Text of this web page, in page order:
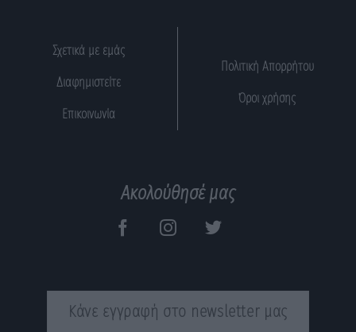
Σχετικά με εμάς
Διαφημιστείτε
Επικοινωνία
Πολιτική Απορρήτου
Όροι χρήσης
Ακολούθησέ μας
Κάνε εγγραφή στο newsletter μας